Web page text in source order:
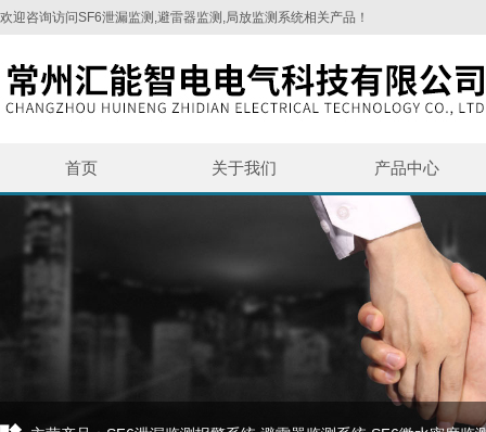
欢迎咨询访问SF6泄漏监测,避雷器监测,局放监测系统相关产品！
首页 关于我们 产品中心